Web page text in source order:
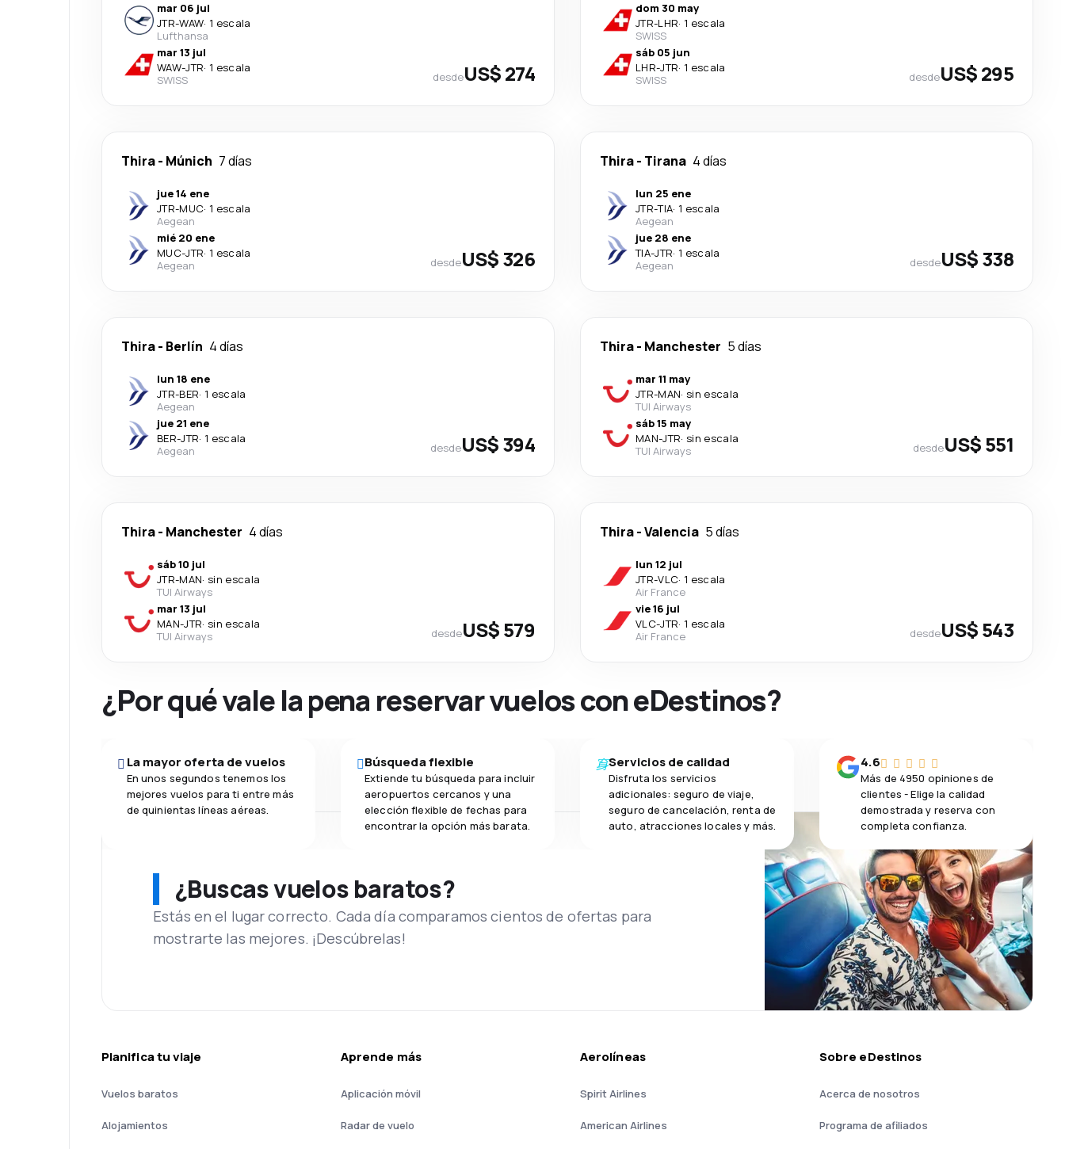
mar 06 jul
JTR-WAW· 1 escala
Lufthansa
mar 13 jul
WAW-JTR· 1 escala
SWISS
desdeUS$ 274
dom 30 may
JTR-LHR· 1 escala
SWISS
sáb 05 jun
LHR-JTR· 1 escala
SWISS
desdeUS$ 295
Thira- Múnich 7 días
jue 14 ene
JTR-MUC· 1 escala
Aegean
mié 20 ene
MUC-JTR· 1 escala
Aegean
desdeUS$ 326
Thira- Tirana 4 días
lun 25 ene
JTR-TIA· 1 escala
Aegean
jue 28 ene
TIA-JTR· 1 escala
Aegean
desdeUS$ 338
Thira- Berlín 4 días
lun 18 ene
JTR-BER· 1 escala
Aegean
jue 21 ene
BER-JTR· 1 escala
Aegean
desdeUS$ 394
Thira- Manchester 5 días
mar 11 may
JTR-MAN· sin escala
TUI Airways
sáb 15 may
MAN-JTR· sin escala
TUI Airways
desdeUS$ 551
Thira- Manchester 4 días
sáb 10 jul
JTR-MAN· sin escala
TUI Airways
mar 13 jul
MAN-JTR· sin escala
TUI Airways
desdeUS$ 579
Thira-Valencia 5 días
lun 12 jul
JTR-VLC· 1 escala
Air France
vie 16 jul
VLC-JTR· 1 escala
Air France
desdeUS$ 543
¿Por qué vale la pena reservar vuelos con eDestinos?
La mayor oferta de vuelos
En unos segundos tenemos los
mejores vuelos para ti entre más
de quinientas líneas aéreas.
Búsqueda flexible
Extiende tu búsqueda para incluir
aeropuertos cercanos y una
elección flexible de fechas para
encontrar la opción más barata.
Servicios de calidad
Disfruta los servicios
adicionales: seguro de viaje,
seguro de cancelación, renta de
auto, atracciones locales y más.
4.6
Más de 4950 opiniones de
clientes - Elige la calidad
demostrada y reserva con
completa confianza.
¿Buscas vuelos baratos?
Estás en el lugar correcto. Cada día comparamos cientos de ofertas para
mostrarte las mejores. ¡Descúbrelas!
Planifica tu viaje
Vuelos baratos
Alojamientos
Aprende más
Aplicación móvil
Radar de vuelo
Aerolíneas
Spirit Airlines
American Airlines
Sobre eDestinos
Acerca de nosotros
Programa de afiliados